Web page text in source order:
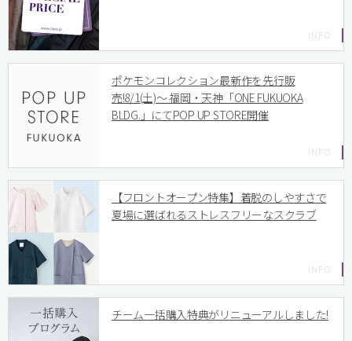
ポケモンコレクション最新作を先行販
売!8/1(土)〜 福岡・天神「ONE FUKUOKA
BLDG.」にてPOP UP STORE開催
【フロントオープン特集】着脱のしやすさで
夏場に選ばれるストレスフリーなスクラブ
チーム一括購入特典がリニューアルしました!